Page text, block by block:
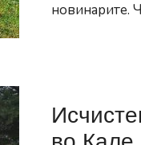
новинарите.